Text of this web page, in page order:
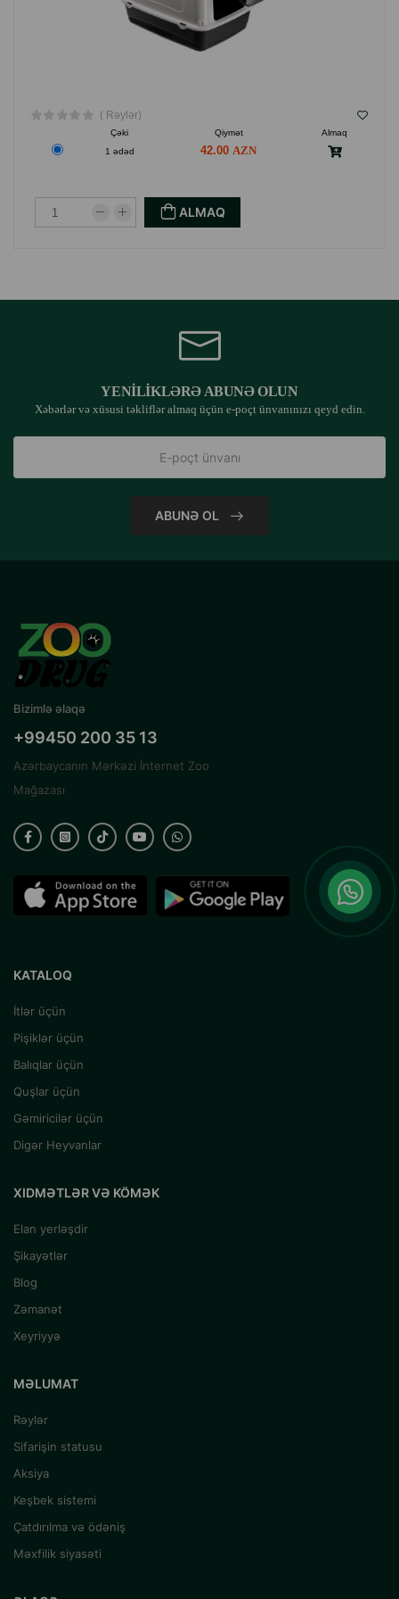
( Rəylər)
Çəki Qiymət
Almaq
1 ədəd
42.00
ALMAQ
YENILIKLƏRƏ ABUNƏ OLUN
Xəbərlər və xüsusi təkliflər almaq üçün e-poçt ünvanınızı qeyd edin.
ABUNƏ OL
Bizimlə əlaqə
+99450 200 35 13
Azərbaycanın Mərkəzi İnternet Zoo
Mağazası
KATALOQ
İtlər üçün
Pişiklər üçün
Balıqlar üçün
Quşlar üçün
Gəmiricilər üçün
Digər Heyvanlar
XIDMƏTLƏR VƏ KÖMƏK
Elan yerləşdir
Şikayətlər
Blog
Zəmanət
Xeyriyyə
MƏLUMAT
Rəylər
Sifarişin statusu
Aksiya
Keşbek sistemi
Çatdırılma və ödəniş
Məxfilik siyasəti